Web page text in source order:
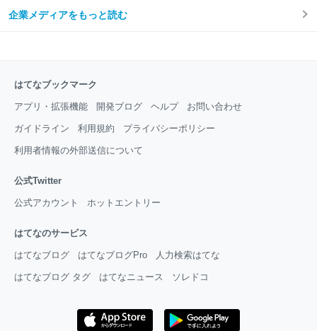
企業メディアをもっと読む
はてなブックマーク
アプリ・拡張機能 開発ブログ ヘルプ お問い合わせ
ガイドライン 利用規約 プライバシーポリシー
利用者情報の外部送信について
公式Twitter
公式アカウント ホットエントリー
はてなのサービス
はてなブログ はてなブログPro 人力検索はてな
はてなブログ タグ はてなニュース ソレドコ